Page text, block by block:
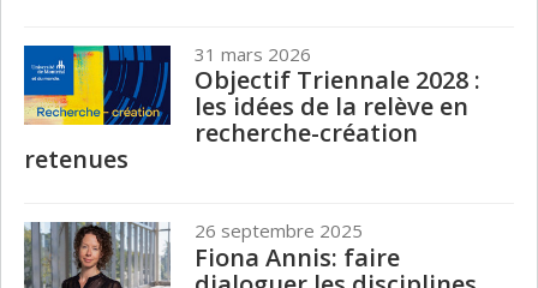
31 mars 2026
Objectif Triennale 2028 :
les idées de la relève en
recherche-création
retenues
26 septembre 2025
Fiona Annis: faire